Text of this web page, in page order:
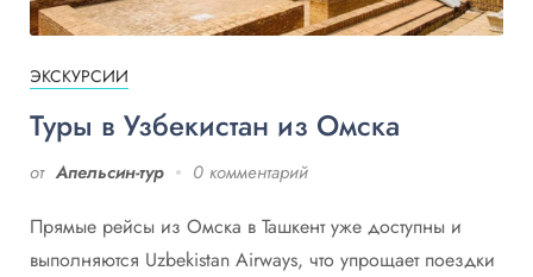
ЭКСКУРСИИ
Туры в Узбекистан из Омска
от Апельсин-тур 0 комментарий
Прямые рейсы из Омска в Ташкент уже доступны и
выполняются Uzbekistan Airways, что упрощает поездки